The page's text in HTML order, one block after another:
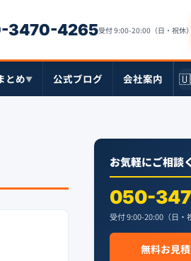
3470-4265受付 9:00-20:00（日・祝休）
とめ▼ 公式ブログ 会社案内
お気軽にご相談
050-
受付 9:00-20:00（日・
無料お見